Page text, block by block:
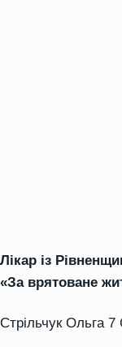
Лікар із
«За врятоване
Стрільчук Ольга 7